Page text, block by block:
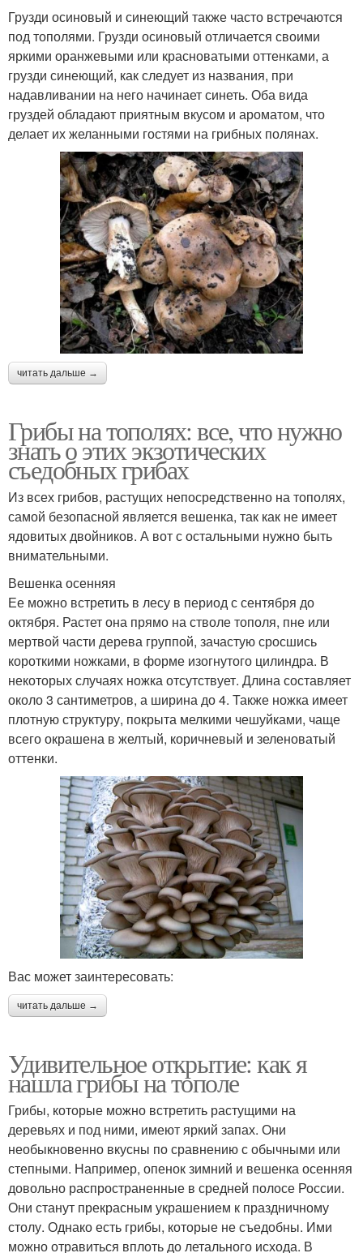
Грузди осиновый и синеющий также часто встречаются
под тополями. Грузди осиновый отличается своими
яркими оранжевыми или красноватыми оттенками, а
грузди синеющий, как следует из названия, при
надавливании на него начинает синеть. Оба вида
груздей обладают приятным вкусом и ароматом, что
делает их желанными гостями на грибных полянах.
читать дальше →
Грибы на тополях: все, что нужно
знать о этих экзотических
съедобных грибах
Из всех грибов, растущих непосредственно на тополях,
самой безопасной является вешенка, так как не имеет
ядовитых двойников. А вот с остальными нужно быть
внимательными.
Вешенка осенняя
Ее можно встретить в лесу в период с сентября до
октября. Растет она прямо на стволе тополя, пне или
мертвой части дерева группой, зачастую сросшись
короткими ножками, в форме изогнутого цилиндра. В
некоторых случаях ножка отсутствует. Длина составляет
около 3 сантиметров, а ширина до 4. Также ножка имеет
плотную структуру, покрыта мелкими чешуйками, чаще
всего окрашена в желтый, коричневый и зеленоватый
оттенки.
Вас может заинтересовать:
читать дальше →
Удивительное открытие: как я
нашла грибы на тополе
Грибы, которые можно встретить растущими на
деревьях и под ними, имеют яркий запах. Они
необыкновенно вкусны по сравнению с обычными или
степными. Например, опенок зимний и вешенка осенняя
довольно распространенные в средней полосе России.
Они станут прекрасным украшением к праздничному
столу. Однако есть грибы, которые не съедобны. Ими
можно отравиться вплоть до летального исхода. В